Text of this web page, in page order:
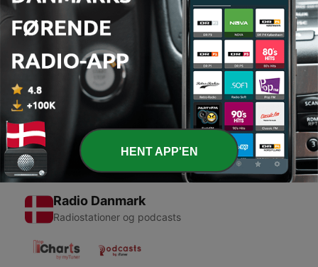
Mennesket og Naturen i Grønland
24 aug. 2020
1 - Tester
13 aug. 2020
Radio Danmark
Radiostationer og podcasts
HENT APP'EN